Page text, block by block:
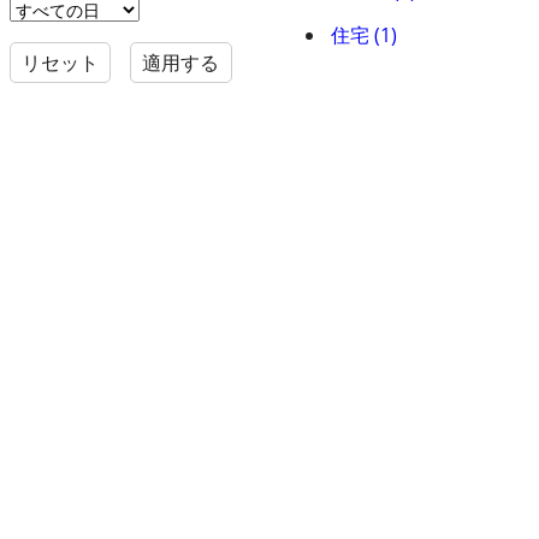
リセット 適用する
住宅 (1)